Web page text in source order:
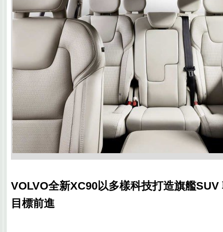
VOLVO全新XC90以多樣科技打造旗艦SUV
目標前進